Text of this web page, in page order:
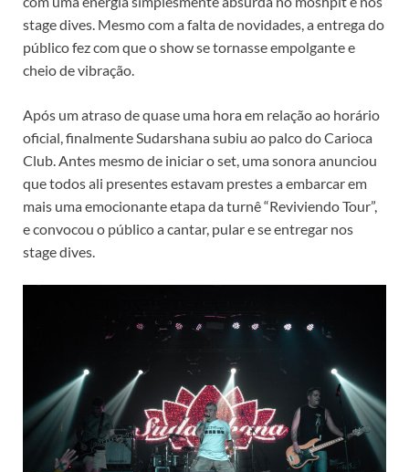
stage dives. Mesmo com a falta de novidades, a entrega do
público fez com que o show se tornasse empolgante e
cheio de vibração.
Após um atraso de quase uma hora em relação ao horário
oficial, finalmente Sudarshana subiu ao palco do Carioca
Club. Antes mesmo de iniciar o set, uma sonora anunciou
que todos ali presentes estavam prestes a embarcar em
mais uma emocionante etapa da turnê “Reviviendo Tour”,
e convocou o público a cantar, pular e se entregar nos
stage dives.